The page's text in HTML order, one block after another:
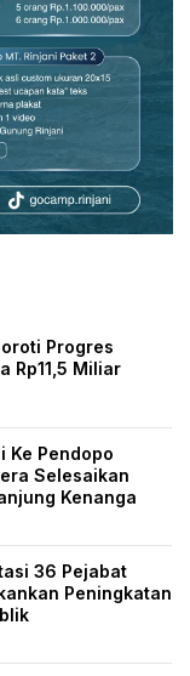
Progres
Rp11,5 Miliar
Ke Pendopo
Selesaikan
Kenanga
36 Pejabat
Peningkatan